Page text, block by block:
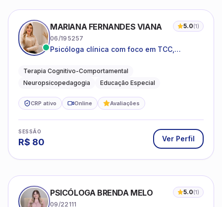
MARIANA FERNANDES VIANA 5.0(1)
06/195257
Psicóloga clínica com foco em TCC,
do neurodesenvolvimento.
Terapia Cognitivo-Comportamental
Neuropsicopedagogia
Educação Especial
CRP ativo Online Avaliações
SESSÃO
R$ 80 Ver Perfil
PSICÓLOGA BRENDA MELO 5.0(1)
09/22111